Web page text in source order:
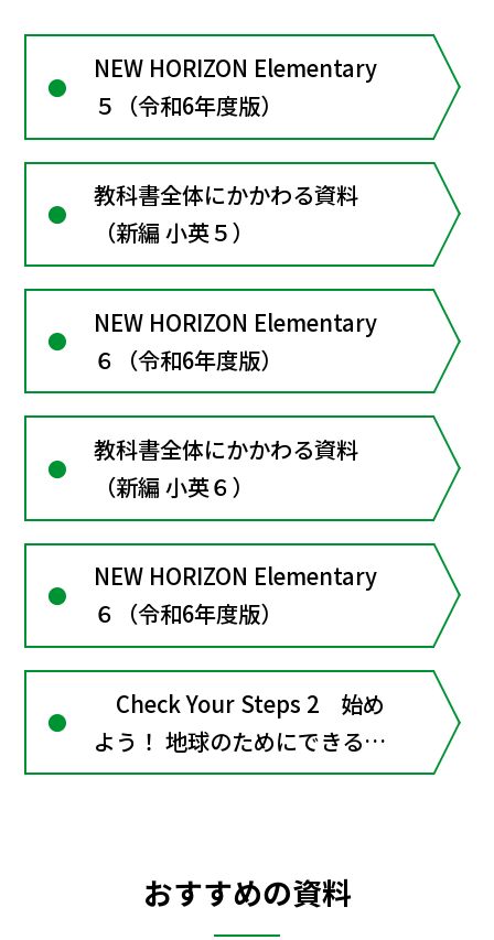
NEW HORIZON Elementary
５（令和6年度版）
教科書全体にかかわる資料
（新編 小英５）
NEW HORIZON Elementary
６（令和6年度版）
教科書全体にかかわる資料
（新編 小英６）
NEW HORIZON Elementary
６（令和6年度版）
Check Your Steps 2 始め
よう！ 地球のためにできるこ
と
おすすめの資料